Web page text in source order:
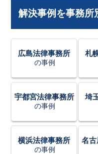
解決事例を事務所
広島法律事務所
の事例
札
宇都宮法律事務所
の事例
埼
横浜法律事務所
の事例
名